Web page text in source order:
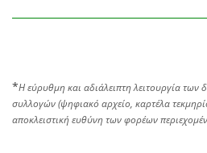
*Η εύρυθμη και αδιάλειπτη λειτουργία των
συλλογών (ψηφιακό αρχείο, καρτέλα
αποκλειστική ευθύνη των φορέων